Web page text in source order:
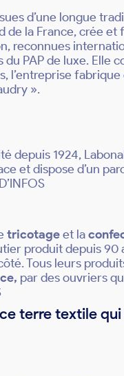
d’une longue
de la France, crée
reconnues
PAP de luxe. Elle
l’entreprise
».
depuis 1924,
et dispose d’un
tricotageet la
produit depuis 90
Tous leurs
par des ouvriers
terre textile